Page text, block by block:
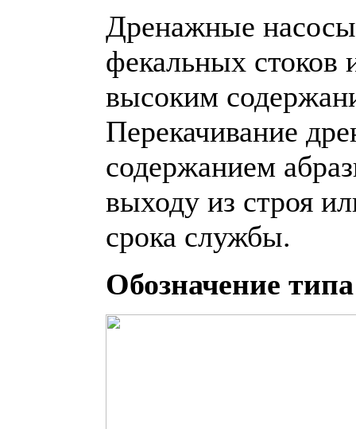
Дренажные
фекальных стоков
высоким
Перекачивание
содержанием
выходу из строя
срока службы.
Обозначение типа